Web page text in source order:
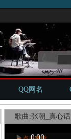
QQ网名
歌曲:张朝_真心